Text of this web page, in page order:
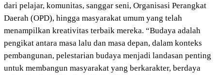
dari pelajar, komunitas, sanggar seni, Organisasi Perangkat
Daerah (OPD), hingga masyarakat umum yang telah
menampilkan kreativitas terbaik mereka. “Budaya adalah
pengikat antara masa lalu dan masa depan, dalam konteks
pembangunan, pelestarian budaya menjadi landasan penting
untuk membangun masyarakat yang berkarakter, berdaya